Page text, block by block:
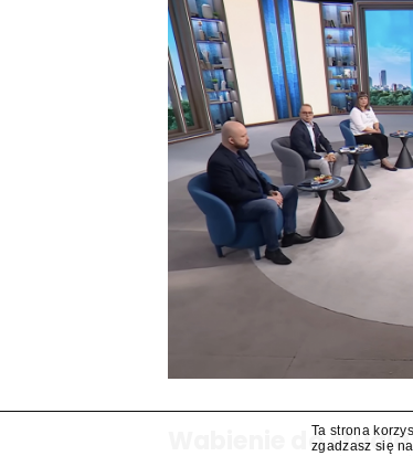
Wabienie doTa strona
zgadzasz się